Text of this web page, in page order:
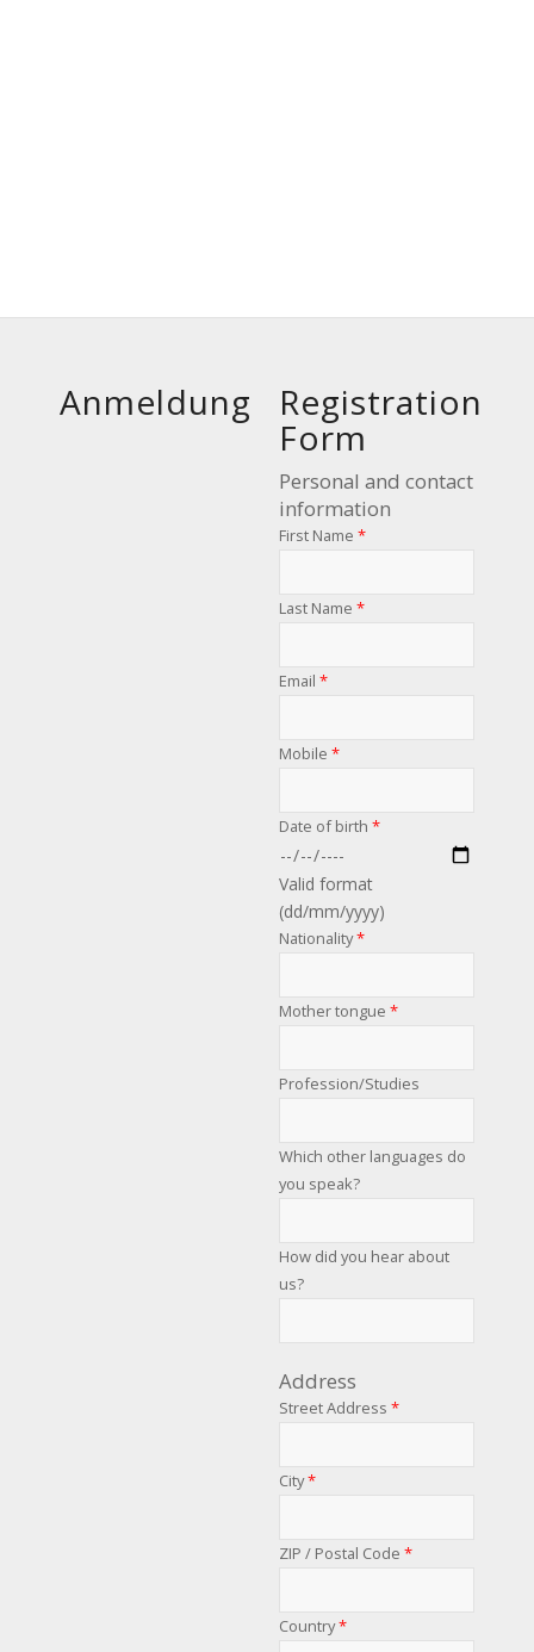
Anmeldung Registration
Form
Personal and contact
information
First Name *
Last Name *
Email *
Mobile *
Date of birth *
Valid format
(dd/mm/yyyy)
Nationality*
Mother tongue *
Profession/Studies
Which other languages do
you speak?
How did you hear about
us?
Address
Street Address *
City*
ZIP / Postal Code *
Country*